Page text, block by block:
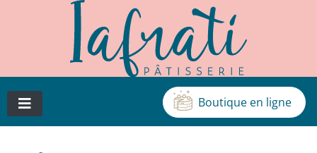
Patisserie Iafrati
Cédric Iafrati, artisan pâtissier, chocolatier et glacier à
Boutique en ligne